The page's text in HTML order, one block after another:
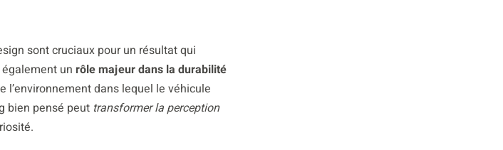
sont cruciaux pour un résultat qui
un rôle majeur dans la durabilité
l’environnement dans lequel le véhicule
bien pensé peuttransformer la perception